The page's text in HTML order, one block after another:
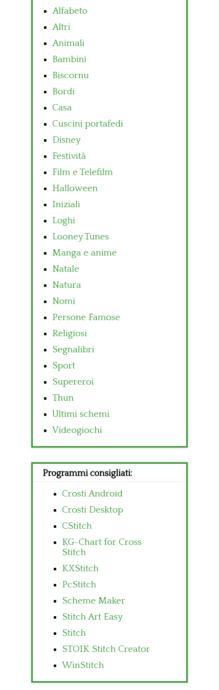
Alfabeto
Altri
Animali
Bambini
Biscornu
Bordi
Casa
Cuscini portafedi
Disney
Festività
Film e Telefilm
Halloween
Iniziali
Loghi
Looney Tunes
Manga e anime
Natale
Natura
Nomi
Persone Famose
Religiosi
Segnalibri
Sport
Supereroi
Thun
Ultimi schemi
Videogiochi
Programmi consigliati:
Crosti Android
Crosti Desktop
CStitch
KG-Chart for Cross
Stitch
KXStitch
PcStitch
Scheme Maker
Stitch Art Easy
Stitch
STOIK Stitch Creator
WinStitch